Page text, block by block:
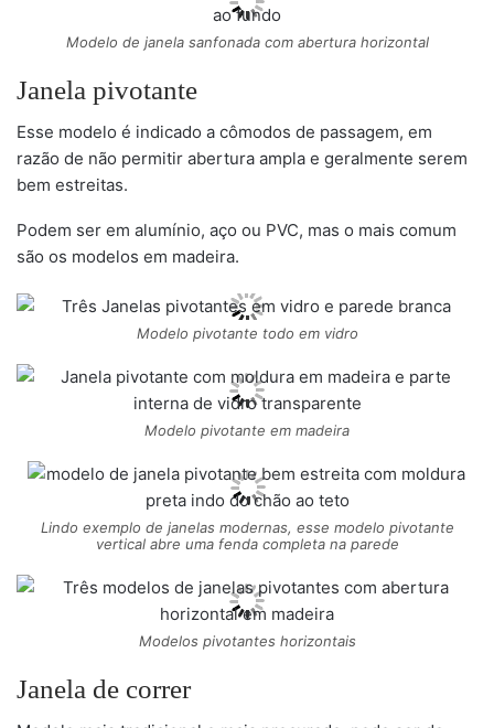
Modelo de janela sanfonada com abertura horizontal
Janela pivotante
Esse modelo é indicado a cômodos de passagem, em
razão de não permitir abertura ampla e geralmente serem
bem estreitas.
Podem ser em alumínio, aço ou PVC, mas o mais comum
são os modelos em madeira.
Modelo pivotante todo em vidro
Modelo pivotante em madeira
Lindo exemplo de janelas modernas, esse modelo pivotante
vertical abre uma fenda completa na parede
Modelos pivotantes horizontais
Janela de correr